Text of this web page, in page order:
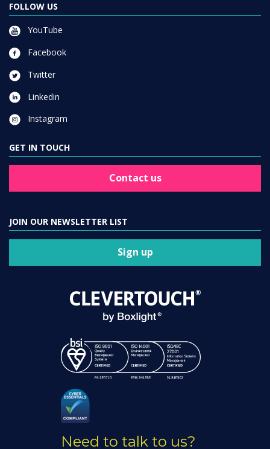
FOLLOW US
YouTube
Facebook
Twitter
Linkedin
Instagram
GET IN TOUCH
Contact us
JOIN OUR NEWSLETTER LIST
Sign up
Need to talk to us?